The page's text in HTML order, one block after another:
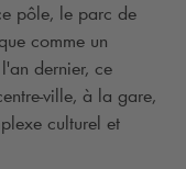
pôle, le parc de
comme un
dernier, ce
ville, à la gare,
culturel et